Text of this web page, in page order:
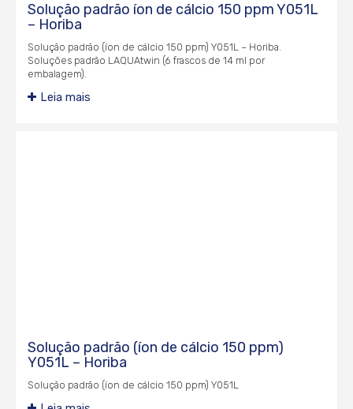
Solução padrão íon de cálcio 150 ppm Y051L
– Horiba
Solução padrão (íon de cálcio 150 ppm) Y051L – Horiba.
Soluções padrão LAQUAtwin (6 frascos de 14 ml por
embalagem).
Leia mais
Solução padrão (íon de cálcio 150 ppm)
Y051L – Horiba
Solução padrão (íon de cálcio 150 ppm) Y051L